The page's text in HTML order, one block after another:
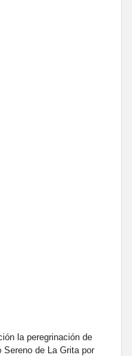
la peregrinación de
Sereno de La Grita por